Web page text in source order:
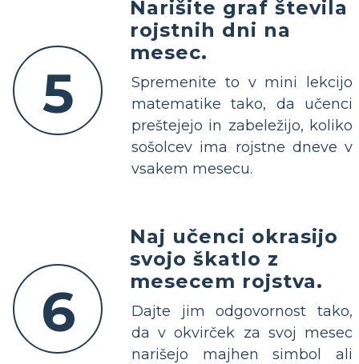
5
Narišite graf števila
rojstnih dni na
mesec.
Spremenite to v mini lekcijo
matematike tako, da učenci
preštejejo in zabeležijo, koliko
sošolcev ima rojstne dneve v
vsakem mesecu.
6
Naj učenci okrasijo
svojo škatlo z
mesecem rojstva.
Dajte jim odgovornost tako,
da v okvirček za svoj mesec
narišejo majhen simbol ali